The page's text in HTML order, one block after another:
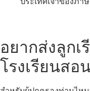
อยากส่งลูกเ
โรงเรียนส